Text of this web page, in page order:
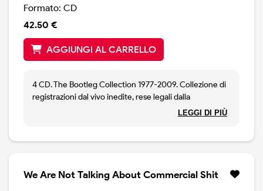
Formato: CD
42.50 €
AGGIUNGI AL CARRELLO
4 CD. The Bootleg Collection 1977-2009. Collezione di
registrazioni dal vivo inedite, rese legali dalla
pubblicazione della Shout Factory. Quattro ore di
LEGGI DI PIÙ
We Are Not Talking About Commercial Shit